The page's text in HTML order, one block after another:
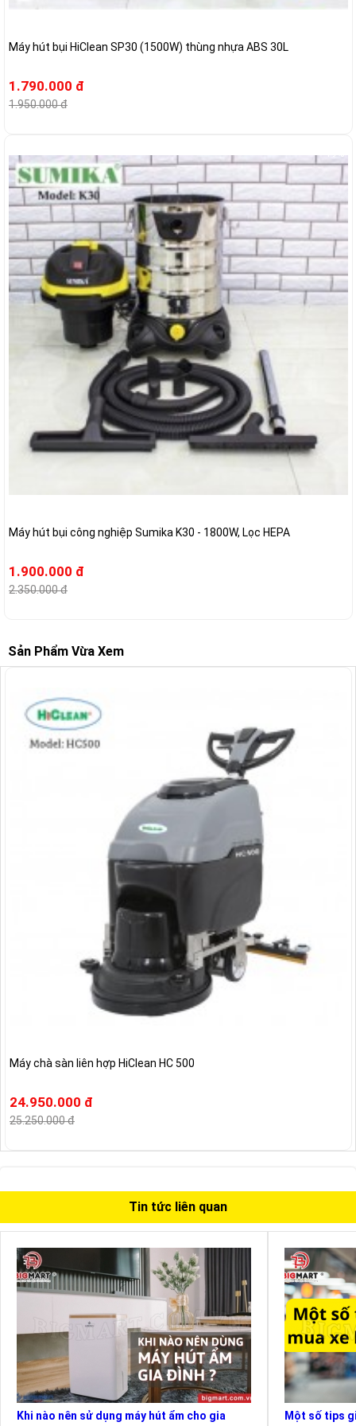
Máy hút bụi HiClean SP30 (1500W) thùng nhựa ABS 30L
1.790.000 đ
1.950.000 đ
-19%
Máy hút bụi công nghiệp Sumika K30 - 1800W, Lọc HEPA
1.900.000 đ
2.350.000 đ
Sản Phẩm Vừa Xem
Máy chà sàn liên hợp HiClean HC 500
24.950.000 đ
25.250.000 đ
Tin tức liên quan
Khi nào nên sử dụng máy hút ẩm cho gia
Một số tips